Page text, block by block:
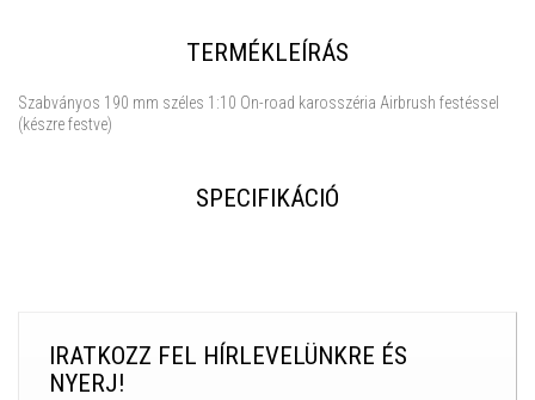
TERMÉKLEÍRÁS
Szabványos 190 mm széles 1:10 On-road karosszéria Airbrush festéssel
(készre festve)
SPECIFIKÁCIÓ
IRATKOZZ FEL HÍRLEVELÜNKRE ÉS
NYERJ!